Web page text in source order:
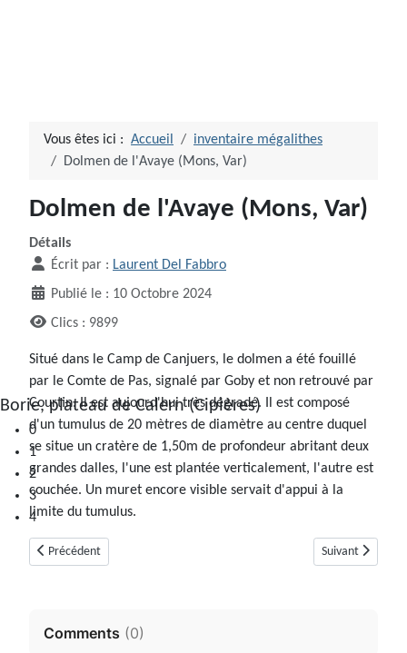
Borie, plateau de Calern (Cipières)
0
1
2
3
4
Vous êtes ici : Accueil
inventaire mégalithes
Dolmen de l'Avaye (Mons, Var)
Dolmen de l'Avaye (Mons, Var)
Détails
Écrit par : Laurent Del Fabbro
Publié le : 10 Octobre 2024
Clics : 9899
Situé dans le Camp de Canjuers, le dolmen a été fouillé
par le Comte de Pas, signalé par Goby et non retrouvé par
Courtin. Il est aujourd'hui très dégradé. Il est composé
d'un tumulus de 20 mètres de diamètre au centre duquel
se situe un cratère de 1,50m de profondeur abritant deux
grandes dalles, l'une est plantée verticalement, l'autre est
couchée. Un muret encore visible servait d'appui à la
limite du tumulus.
Article précédent : Dolmen de la Brainée (Mons, Var)
Précédent Article suivant :
Suivant
Comments (0)